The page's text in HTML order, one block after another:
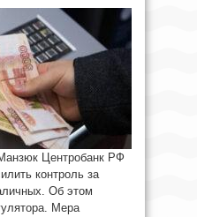
Центробанк РФ
контроль за
Об этом
Мера